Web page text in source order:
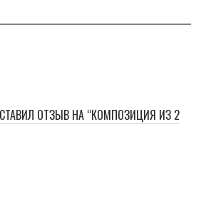
ОТЗЫВ НА “КОМПОЗИЦИЯ ИЗ 2